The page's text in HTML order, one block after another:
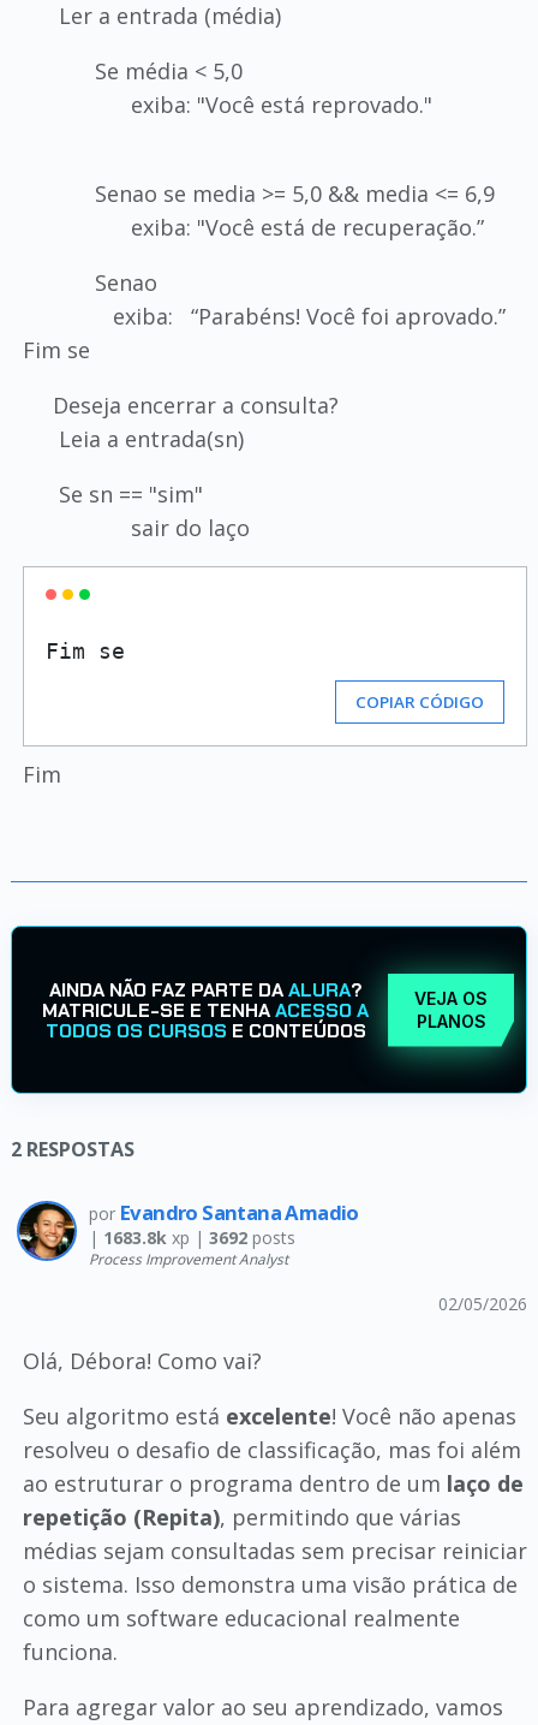
Ler a entrada (média)
Se média < 5,0
exiba: "Você está reprovado."
Senao se media >= 5,0 && media <= 6,9
exiba: "Você está de recuperação.”
Senao
exiba: “Parabéns! Você foi aprovado.”
Fim se
Deseja encerrar a consulta?
Leia a entrada(sn)
Se sn == "sim"
sair do laço
COPIAR CÓDIGO
Fim
AINDA NÃO FAZ PARTE DAALURA?
MATRICULE-SE E TENHAACESSO A
TODOS OS CURSOS E CONTEÚDOS
VEJA OS
PLANOS
2 RESPOSTAS
por Evandro Santana Amadio
| 1683.8kxp | 3692posts
Process Improvement Analyst
02/05/2026
Olá, Débora! Como vai?
Seu algoritmo está excelente! Você não apenas
resolveu o desafio de classificação, mas foi além
ao estruturar o programa dentro de um laço de
repetição (Repita), permitindo que várias
médias sejam consultadas sem precisar reiniciar
o sistema. Isso demonstra uma visão prática de
como um software educacional realmente
funciona.
Para agregar valor ao seu aprendizado, vamos